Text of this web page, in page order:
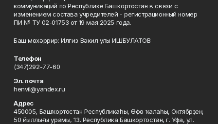
коммуникаций по Республике Башкортостан в связи с
изменением состава учредителей - регистрационный номер
ПИ № ТУ 02-01753 от 19 мая 2025 года.
Баш мөхәррир: Илгиз Вәкил улы ИШБУЛАТОВ
Телефон
(347)292-77-60
Эл. почта
henvil@yandex.ru
Адрес
450005, Башҡортостан Республикаһы, Өфө ҡалаһы, Октябрҙең
50 йыллығы урамы, 13. Республика Башкортостан, г. Уфа, ул.